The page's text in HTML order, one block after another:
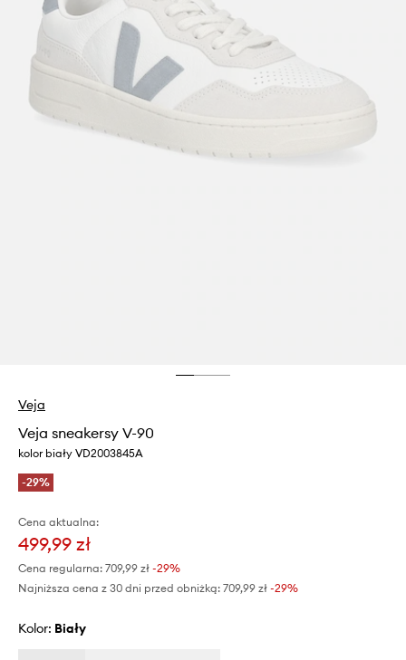
Veja
Veja sneakersy V-90
kolor biały VD2003845A
-29%
Cena aktualna:
499,99 zł
Cena regularna: 709,99 zł -29%
Najniższa cena z 30 dni przed obniżką: 709,99 zł -29%
Kolor: biały